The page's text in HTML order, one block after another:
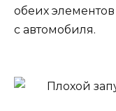
обеих
с автомобиля.